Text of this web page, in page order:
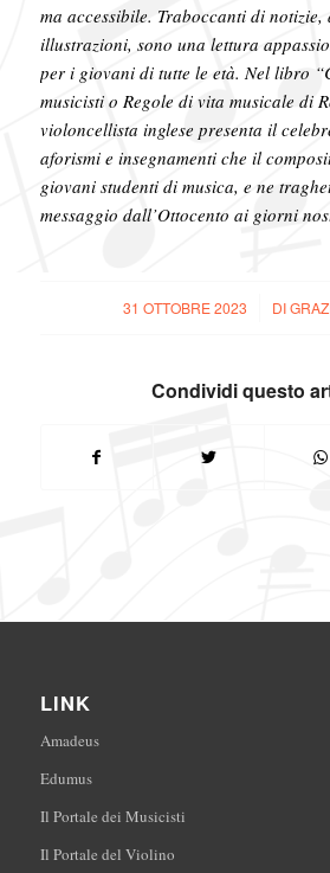
ma accessibile. Traboccanti di
illustrazioni, sono una lettura
per i giovani di tutte le età. Nel libro
musicisti o Regole di vita musicale di
violoncellista inglese presenta il
aforismi e insegnamenti che il
giovani studenti di musica, e ne
messaggio dall’Ottocento ai giorni
31 OTTOBRE 2023
/ DI
Condividi questo
LINK
Amadeus
Edumus
Il Portale dei Musicisti
Il Portale del Violino